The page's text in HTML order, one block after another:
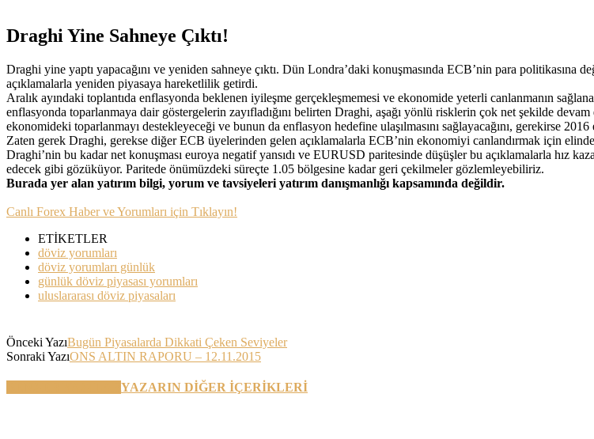
Draghi Yine Sahneye Çıktı!
Draghi yine yaptı yapacağını ve yeniden sahneye çıktı. Dün Londra’daki konuşmasında ECB’nin para
açıklamalarla yeniden piyasaya hareketlilik getirdi.
Aralık ayındaki toplantıda enflasyonda beklenen iyileşme gerçekleşmemesi ve ekonomide yeterli canlanmanın
enflasyonda toparlanmaya dair göstergelerin zayıfladığını belirten Draghi, aşağı yönlü risklerin çok net şekilde
ekonomideki toparlanmayı destekleyeceği ve bunun da enflasyon hedefine ulaşılmasını sağlayacağını, gerekirse
Zaten gerek Draghi, gerekse diğer ECB üyelerinden gelen açıklamalarla ECB’nin ekonomiyi canlandırmak için
Draghi’nin bu kadar net konuşması euroya negatif yansıdı ve EURUSD paritesinde düşüşler bu açıklamalarla hız
edecek gibi gözüküyor. Paritede önümüzdeki süreçte 1.05 bölgesine kadargeri çekilmeler gözlemleyebiliriz.
Burada yer alan yatırım bilgi, yorum ve tavsiyeleri yatırım danışmanlığı kapsamında değildir.
Canlı Forex Haber ve Yorumları için Tıklayın!
ETİKETLER
döviz yorumları
döviz yorumları günlük
günlük döviz piyasası yorumları
uluslararası döviz piyasaları
Önceki YazıBugün Piyasalarda Dikkati Çeken Seviyeler
Sonraki YazıONS ALTIN RAPORU – 12.11.2015
YAZARIN DİĞER İÇERİKLERİ